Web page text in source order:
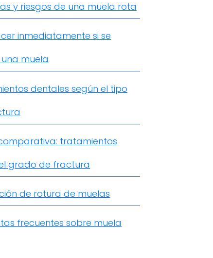
y riesgos de una muela rota
inmediatamente si se
muela
dentales según el tipo
tratamientos
grado de fractura
de rotura de muelas
frecuentes sobre muela